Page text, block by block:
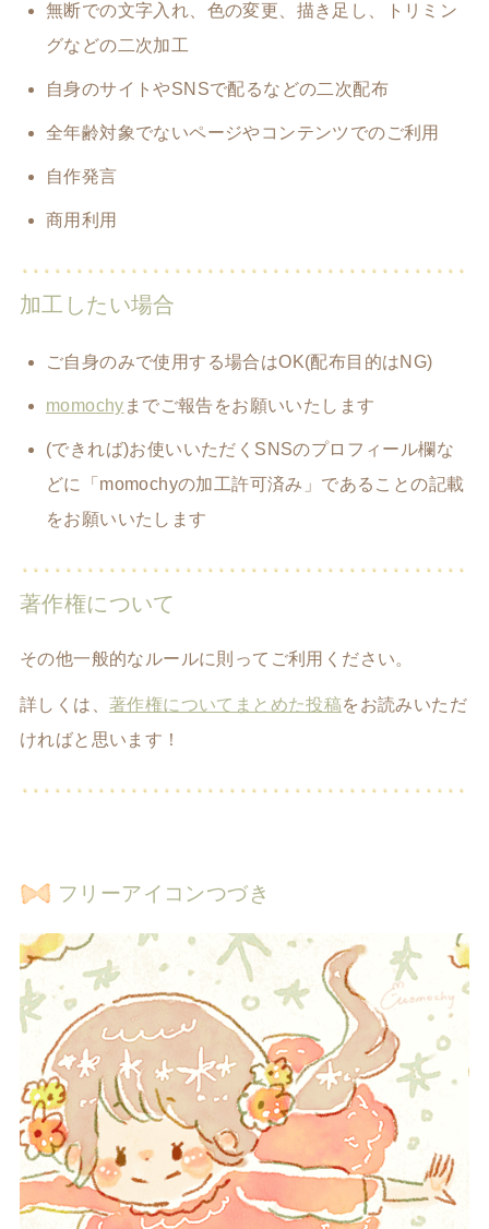
無断での文字入れ、色の変更、描き足し、トリミン
グなどの二次加工
自身のサイトやSNSで配るなどの二次配布
全年齢対象でないページやコンテンツでのご利用
自作発言
商用利用
加工したい場合
ご自身のみで使用する場合はOK(配布目的はNG)
momochy までご報告をお願いいたします
(できれば)お使いいただくSNSのプロフィール欄な
どに「momochyの加工許可済み」であることの記載
をお願いいたします
著作権について
その他一般的なルールに則ってご利用ください。
詳しくは、 著作権についてまとめた投稿をお読みいただ
ければと思います！
フリーアイコンつづき